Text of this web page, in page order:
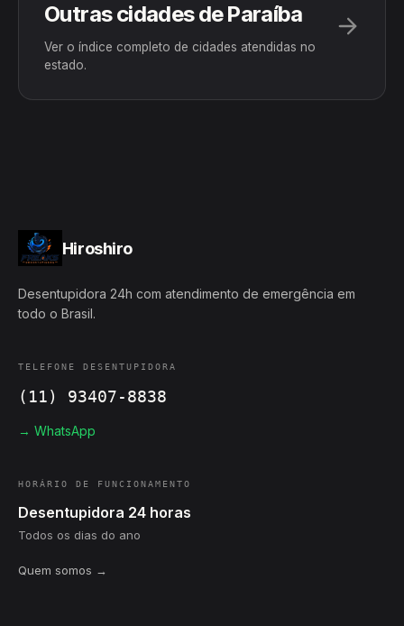
Outras cidades de Paraíba
Ver o índice completo de cidades atendidas no
estado.
Hiroshiro
Desentupidora 24h com atendimento de emergência em
todo o Brasil.
TELEFONE DESENTUPIDORA
(11) 93407-8838
→ WhatsApp
HORÁRIO DE FUNCIONAMENTO
Desentupidora 24 horas
Todos os dias do ano
Quem somos →